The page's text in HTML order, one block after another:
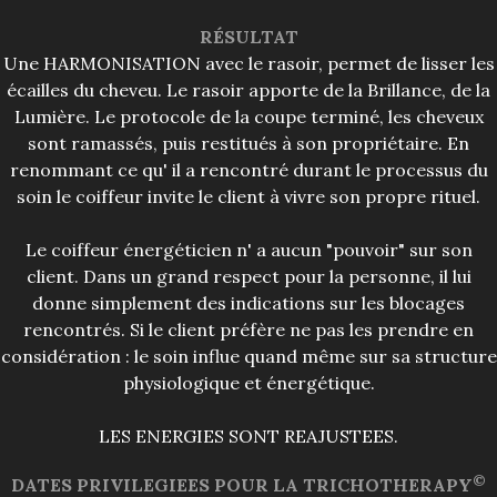
RÉSULTAT
Une HARMONISATION avec le rasoir, permet de lisser les
écailles du cheveu. Le rasoir apporte de la Brillance, de la
Lumière. Le protocole de la coupe terminé, les cheveux
sont ramassés, puis restitués à son propriétaire. En
renommant ce qu' il a rencontré durant le processus du
soin le coiffeur invite le client à vivre son propre rituel.
Le coiffeur énergéticien n' a aucun "pouvoir" sur son
client. Dans un grand respect pour la personne, il lui
donne simplement des indications sur les blocages
rencontrés. Si le client préfère ne pas les prendre en
considération : le soin influe quand même sur sa structure
physiologique et énergétique.
LES ENERGIES SONT REAJUSTEES.
DATES PRIVILEGIEES POUR LA TRICHOTHERAPY©